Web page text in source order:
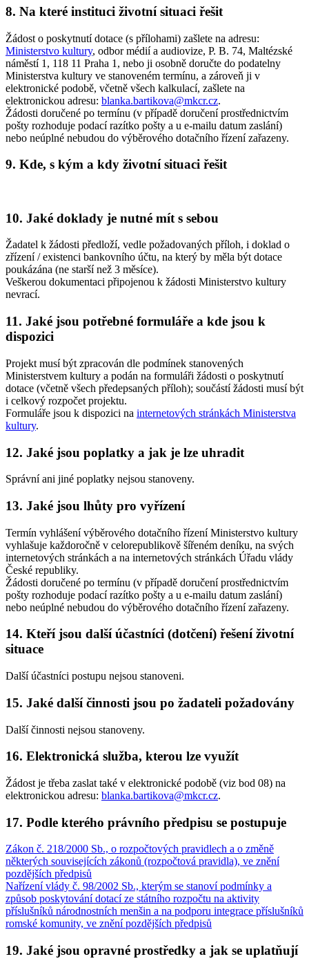
8. Na které instituci životní situaci řešit
Žádost o poskytnutí dotace (s přílohami) zašlete na adresu:
Ministerstvo kultury, odbor médií a audiovize, P. B. 74, Maltézské
náměstí 1, 118 11 Praha 1, nebo ji osobně doručte do podatelny
Ministerstva kultury ve stanoveném termínu, a zároveň ji v
elektronické podobě, včetně všech kalkulací, zašlete na
elektronickou adresu: blanka.bartikova@mkcr.cz.
Žádosti doručené po termínu (v případě doručení prostřednictvím
pošty rozhoduje podací razítko pošty a u e-mailu datum zaslání)
nebo neúplné nebudou do výběrového dotačního řízení zařazeny.
9. Kde, s kým a kdy životní situaci řešit
10. Jaké doklady je nutné mít s sebou
Žadatel k žádosti předloží, vedle požadovaných příloh, i doklad o
zřízení / existenci bankovního účtu, na který by měla být dotace
poukázána (ne starší než 3 měsíce).
Veškerou dokumentaci připojenou k žádosti Ministerstvo kultury
nevrací.
11. Jaké jsou potřebné formuláře a kde jsou k
dispozici
Projekt musí být zpracován dle podmínek stanovených
Ministerstvem kultury a podán na formuláři žádosti o poskytnutí
dotace (včetně všech předepsaných příloh); součástí žádosti musí být
i celkový rozpočet projektu.
Formuláře jsou k dispozici na internetových stránkách Ministerstva
kultury.
12. Jaké jsou poplatky a jak je lze uhradit
Správní ani jiné poplatky nejsou stanoveny.
13. Jaké jsou lhůty pro vyřízení
Termín vyhlášení výběrového dotačního řízení Ministerstvo kultury
vyhlašuje každoročně v celorepublikově šířeném deníku, na svých
internetových stránkách a na internetových stránkách Úřadu vlády
České republiky.
Žádosti doručené po termínu (v případě doručení prostřednictvím
pošty rozhoduje podací razítko pošty a u e-mailu datum zaslání)
nebo neúplné nebudou do výběrového dotačního řízení zařazeny.
14. Kteří jsou další účastníci (dotčení) řešení životní
situace
Další účastníci postupu nejsou stanoveni.
15. Jaké další činnosti jsou po žadateli požadovány
Další činnosti nejsou stanoveny.
16. Elektronická služba, kterou lze využít
Žádost je třeba zaslat také v elektronické podobě (viz bod 08) na
elektronickou adresu: blanka.bartikova@mkcr.cz.
17. Podle kterého právního předpisu se postupuje
Zákon č. 218/2000 Sb., o rozpočtových pravidlech a o změně
některých souvisejících zákonů (rozpočtová pravidla), ve znění
pozdějších předpisů
Nařízení vlády č. 98/2002 Sb., kterým se stanoví podmínky a
způsob poskytování dotací ze státního rozpočtu na aktivity
příslušníků národnostních menšin a na podporu integrace příslušníků
romské komunity, ve znění pozdějších předpisů
19. Jaké jsou opravné prostředky a jak se uplatňují